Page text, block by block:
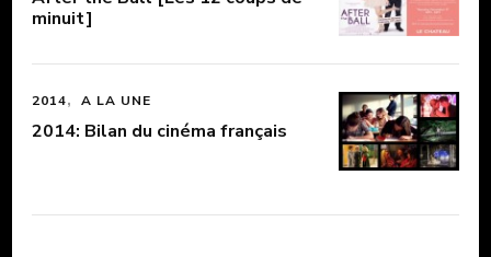
minuit]
2014 A LA UNE
2014: Bilan du cinéma français